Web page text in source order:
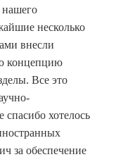
нашего
несколько
внесли
концепцию
Все это
спасибо хотелось
за обеспечение